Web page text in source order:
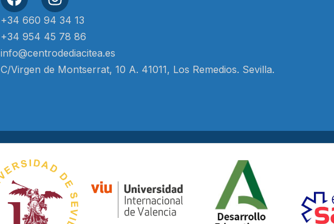
+34 660 94 34 13
+34 954 45 78 86
info@centrodediacitea.es
C/Virgen de Montserrat, 10 A. 41011, Los Remedios. Sevilla.